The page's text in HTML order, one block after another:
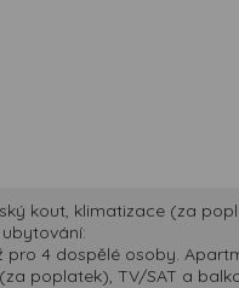
kout, klimatizace (za
pro 4 dospělé osoby.
poplatek), TV/SAT a